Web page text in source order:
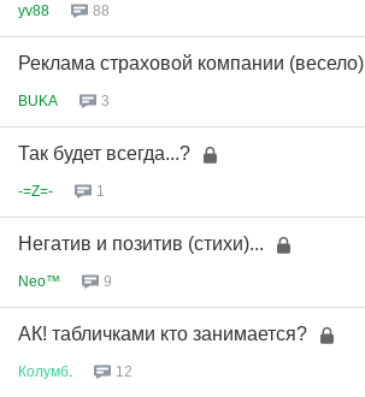
yv88 88
Реклама страховой компании (весело)
BUKA 3
Так будет всегда...?
-=Z=- 1
Негатив и позитив (стихи)...
Neo™ 9
АК! табличками кто занимается?
Колумб 12